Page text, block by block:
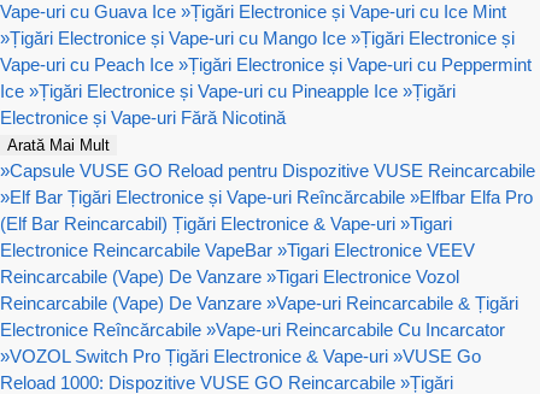
Vape-uri cu Guava Ice »Țigări Electronice și Vape-uri cu Ice Mint
»Țigări Electronice și Vape-uri cu Mango Ice »Țigări Electronice și
Vape-uri cu Peach Ice »Țigări Electronice și Vape-uri cu Peppermint
Ice »Țigări Electronice și Vape-uri cu Pineapple Ice »Țigări
Electronice și Vape-uri Fără Nicotină
Arată Mai Mult
»Capsule VUSE GO Reload pentru Dispozitive VUSE Reincarcabile
»Elf Bar Țigări Electronice și Vape-uri Reîncărcabile »Elfbar Elfa Pro
(Elf Bar Reincarcabil) Țigări Electronice & Vape-uri »Tigari
Electronice Reincarcabile VapeBar »Tigari Electronice VEEV
Reincarcabile (Vape) De Vanzare »Tigari Electronice Vozol
Reincarcabile (Vape) De Vanzare »Vape-uri Reincarcabile & Țigări
Electronice Reîncărcabile »Vape-uri Reincarcabile Cu Incarcator
»VOZOL Switch Pro Țigări Electronice & Vape-uri »VUSE Go
Reload 1000: Dispozitive VUSE GO Reincarcabile »Țigări